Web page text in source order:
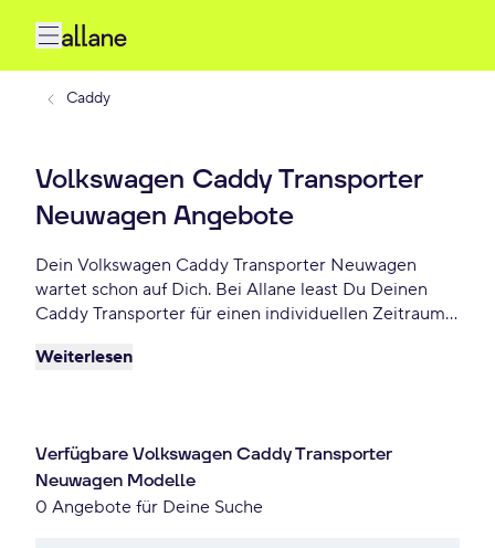
Caddy
Volkswagen Caddy Transporter
Neuwagen Angebote
Dein Volkswagen Caddy Transporter Neuwagen
wartet schon auf Dich. Bei Allane least Du Deinen
Caddy Transporter für einen individuellen Zeitraum
Caddy Transporter kaufen möchtest oder
Weiterlesen
Verfügbare Volkswagen Caddy Transporter
Neuwagen Modelle
0 Angebote für Deine Suche